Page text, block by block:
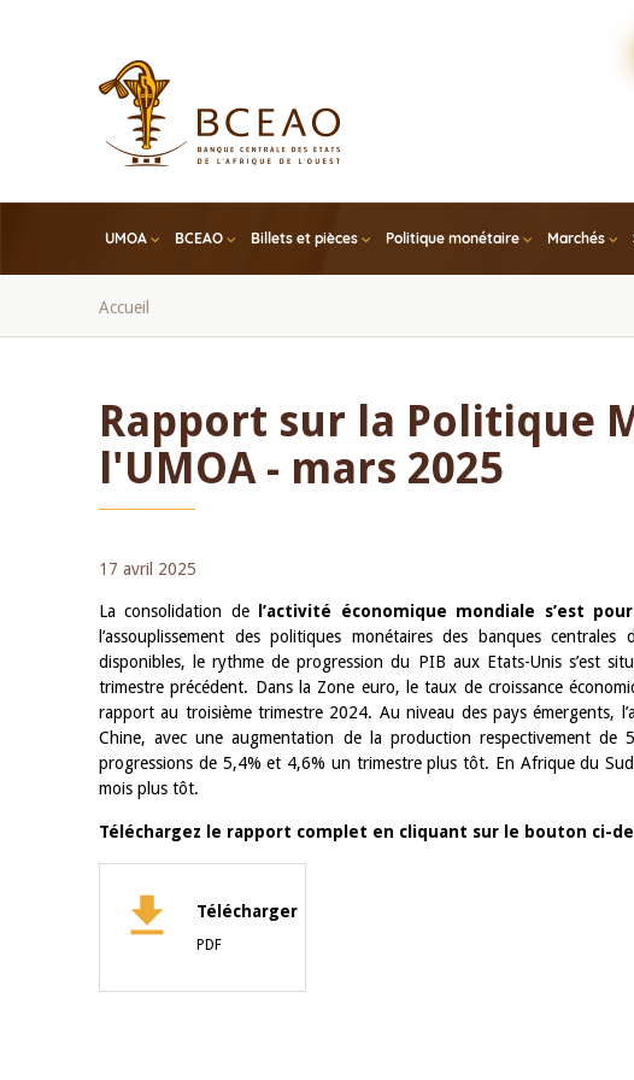
UMOA BCEAO Billets et pièces Politique monétaire Marchés
Fil
Accueil
Rapport sur la Politique
l'UMOA - mars 2025
17 avril 2025
La consolidation de l’activité économique mondiale s’est
l’assouplissement des politiques monétaires des banques
disponibles, le rythme de progression du PIB aux Etats-Unis s’est
trimestre précédent. Dans la Zone euro, le taux de croissance
rapport au troisième trimestre 2024. Au niveau des pays émergents,
Chine, avec une augmentation de la production respectivement
progressions de 5,4% et 4,6% un trimestre plus tôt. En Afrique du
mois plus tôt.
Téléchargez le rapport complet en cliquant sur le bouton ci-
Télécharger
PDF